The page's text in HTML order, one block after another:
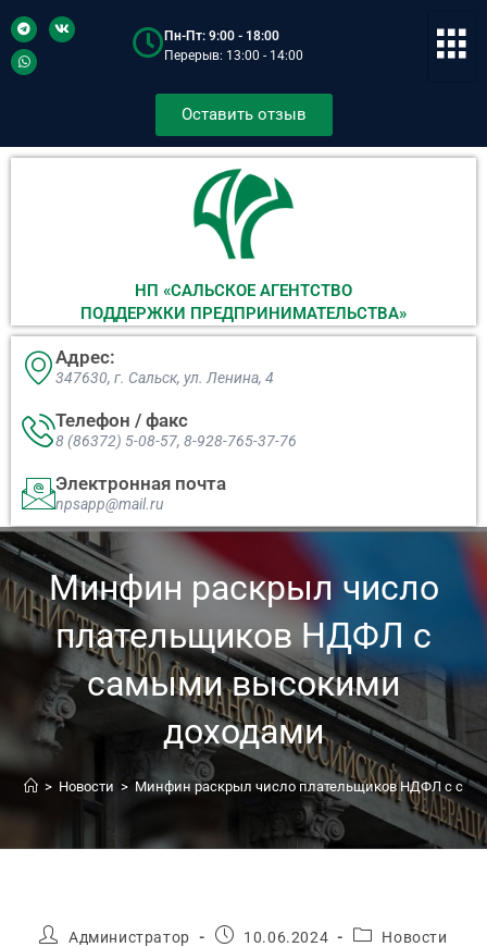
Пн-Пт: 9:00 - 18:00
Перерыв: 13:00 - 14:00
Оставить отзыв
НП «САЛЬСКОЕ АГЕНТСТВО
ПОДДЕРЖКИ ПРЕДПРИНИМАТЕЛЬСТВА»
Адрес:
347630, г. Сальск, ул. Ленина, 4​
Телефон / факс
8 (86372) 5-08-57, 8-928-765-37-76
Электронная почта
npsapp@mail.ru
Минфин раскрыл число
плательщиков НДФЛ с
самыми высокими
доходами
> Новости > Минфин раскрыл число плательщиков НДФЛ с
Администратор 10.06.2024 Новости